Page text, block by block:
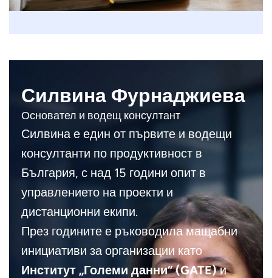
Силвина Фурнаджиева
Основател и водещ консултант
Силвина е един от първите и водещи
консултанти по продуктивност в
България, с над 15 години опит в
управлението на проекти и
дистанционни екипи.
През годините е ръководила мащабни
инициативи за организации като
Институт „Големи данни“ (GATE)и